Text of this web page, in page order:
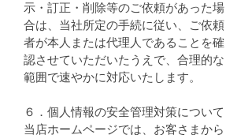
示・訂正・削除等のご依頼があった場
合は、当社所定の手続に従い、ご依頼
者が本人または代理人であることを確
認させていただいたうえで、合理的な
範囲で速やかに対応いたします。
６．個人情報の安全管理対策について
当店ホームページでは、お客さまから